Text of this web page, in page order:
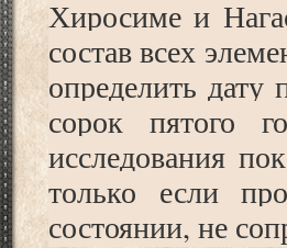
Хиросиме и
состав всех
определить
сорок пятого
исследования
только если
состоянии, не